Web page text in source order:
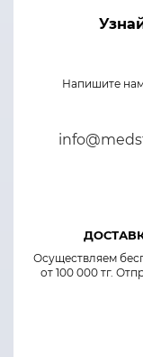
Напишите
Осуществляем
от 100 000 тг.